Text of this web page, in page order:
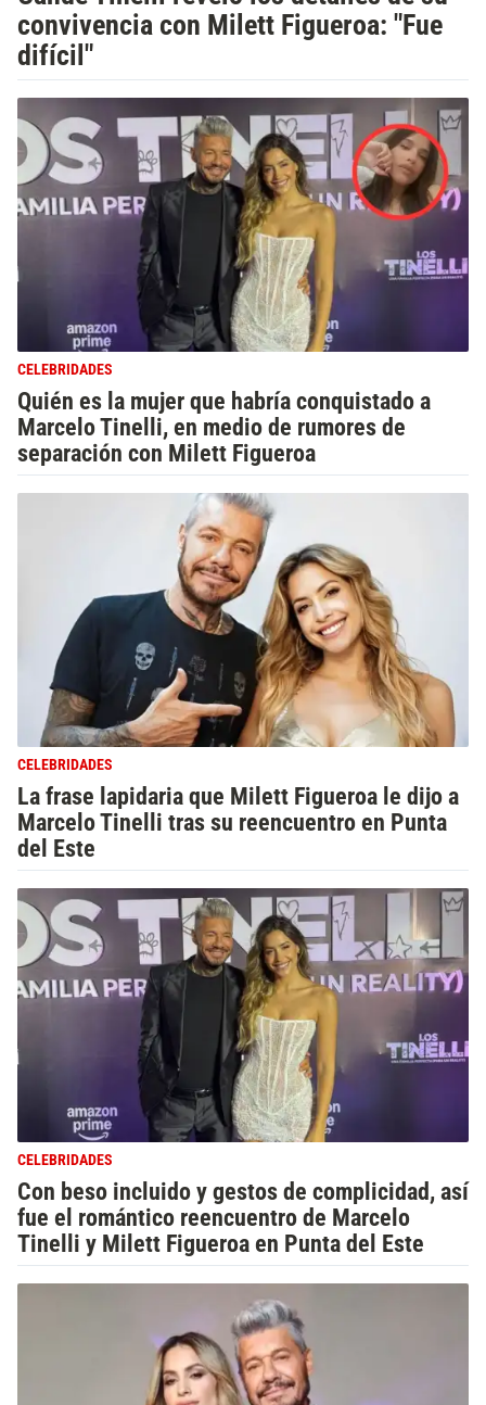
convivencia con Milett Figueroa: "Fue
difícil"
CELEBRIDADES
Quién es la mujer que habría conquistado a
Marcelo Tinelli, en medio de rumores de
separación con Milett Figueroa
CELEBRIDADES
La frase lapidaria que Milett Figueroa le dijo a
Marcelo Tinelli tras su reencuentro en Punta
del Este
CELEBRIDADES
Con beso incluido y gestos de complicidad, así
fue el romántico reencuentro de Marcelo
Tinelli y Milett Figueroa en Punta del Este